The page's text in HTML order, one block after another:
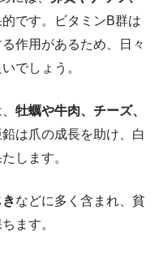
です。ビタミンB群は
作用があるため、日々
でしょう。
牡蠣や牛肉、チーズ、
は爪の成長を助け、白
します。
などに多く含まれ、貧
ます。